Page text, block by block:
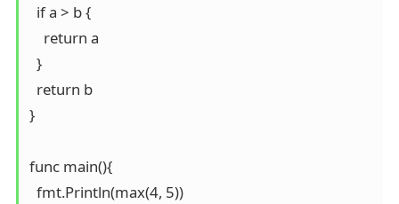
  if a > b {
    return a
  }
  return b
}
func main(){
  fmt.Println(max(4, 5))